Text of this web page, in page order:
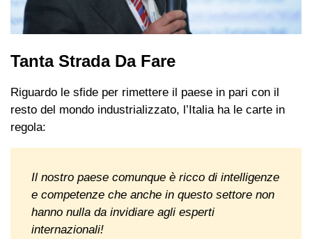
Tanta Strada Da Fare
Riguardo le sfide per rimettere il paese in pari con il
resto del mondo industrializzato, l’Italia ha le carte in
regola:
Il nostro paese comunque è ricco di intelligenze
e competenze che anche in questo settore non
hanno nulla da invidiare agli esperti
internazionali!